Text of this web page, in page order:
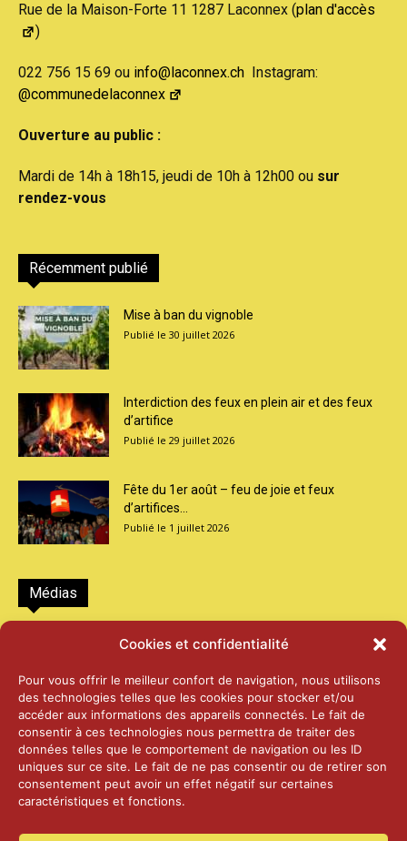
Cookies et confidentialité
Pour vous offrir le meilleur confort de navigation, nous utilisons
des technologies telles que les cookies pour stocker et/ou
accéder aux informations des appareils connectés. Le fait de
consentir à ces technologies nous permettra de traiter des
données telles que le comportement de navigation ou les ID
uniques sur ce site. Le fait de ne pas consentir ou de retirer son
consentement peut avoir un effet négatif sur certaines
caractéristiques et fonctions.
Rue de la Maison-Forte 11 1287 Laconnex (plan d'accès
)
022 756 15 69 ou info@laconnex.ch Instagram:
@communedelaconnex
Ouverture au public :
Mardi de 14h à 18h15, jeudi de 10h à 12h00 ou sur
rendez-vous
Récemment publié
Mise à ban du vignoble
30 juillet 2026
Interdiction des feux en plein air et des feux
d’artifice
29 juillet 2026
Fête du 1er août – feu de joie et feux
d’artifices...
1 juillet 2026
Médias
2026 – Laiterie d’Orsières et Abbaye de St-
25 juin 2026
2025 – Palais Fédéral – Berne
25 juin 2026
14 janvier 2025